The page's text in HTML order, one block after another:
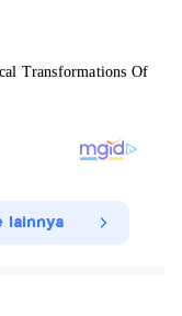
lainnya